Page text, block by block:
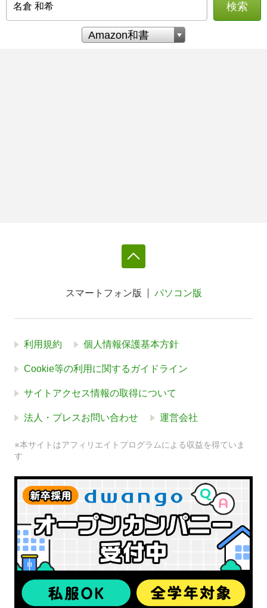
検索
スマートフォン版 パソコン版
利用規約 個人情報保護基本方針
Cookie等の利用に関するガイドライン
サイトアクセス情報の取得について
法人・プレスお問い合わせ 運営会社
※本サイトはアフィリエイトプログラムによる収益を得ていま
す